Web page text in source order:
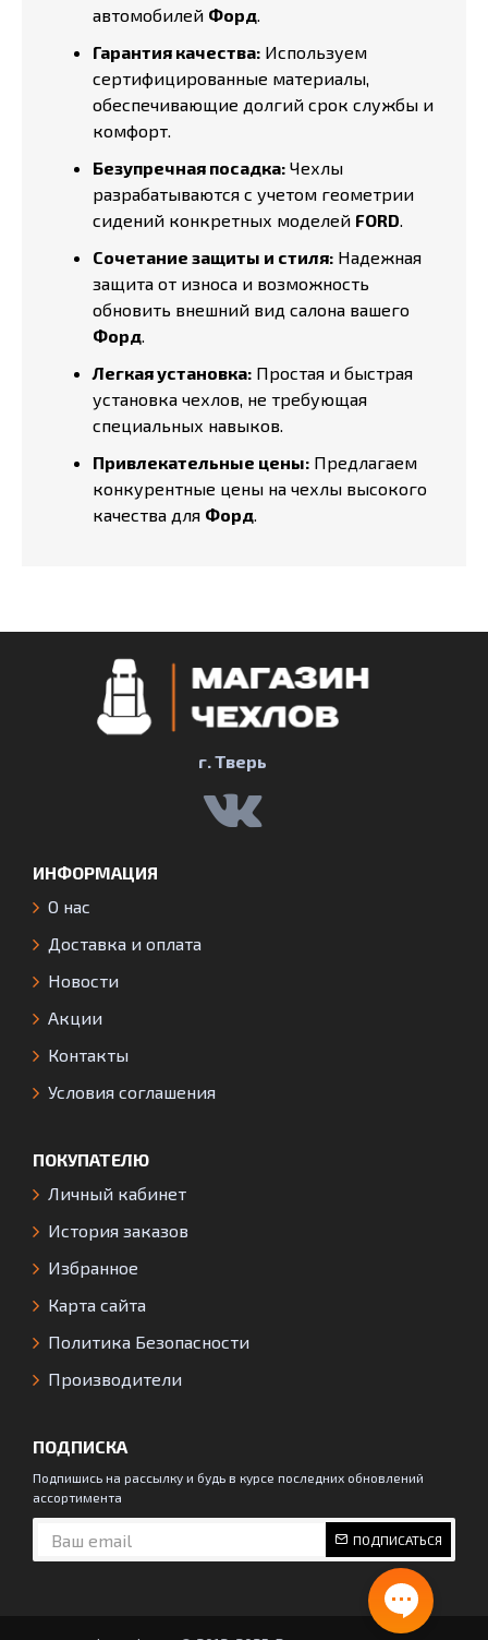
автомобилей Форд.
Гарантия качества: Используем
сертифицированные материалы,
обеспечивающие долгий срок службы и
комфорт.
Безупречная посадка: Чехлы
разрабатываются с учетом геометрии
сидений конкретных моделей FORD.
Сочетание защиты и стиля: Надежная
защита от износа и возможность
обновить внешний вид салона вашего
Форд.
Легкая установка: Простая и быстрая
установка чехлов, не требующая
специальных навыков.
Привлекательные цены: Предлагаем
конкурентные цены на чехлы высокого
качества для Форд.
г. Тверь
ИНФОРМАЦИЯ
О нас
Доставка и оплата
Новости
Акции
Контакты
Условия соглашения
ПОКУПАТЕЛЮ
Личный кабинет
История заказов
Избранное
Карта сайта
Политика Безопасности
Производители
ПОДПИСКА
Подпишись на рассылку и будь в курсе последних обновлений
ассортимента
ПОДПИСАТЬСЯ